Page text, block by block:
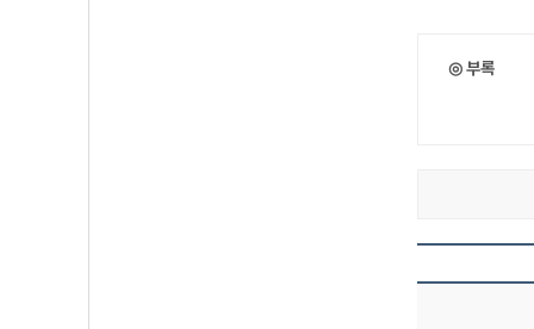
◎ 부록